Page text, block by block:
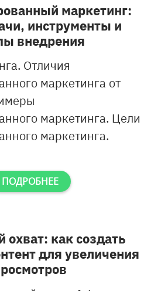
маркетинг:
инструменты и
внедрения
Отличия
маркетинга от
маркетинга. Цели
маркетинга.
ПОДРОБНЕЕ
как создать
для увеличения